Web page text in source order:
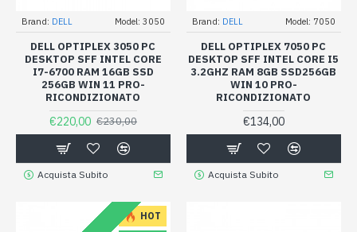
Brand: DELL Model: 3050
DELL OPTIPLEX 3050 PC
DESKTOP SFF INTEL CORE
I7-6700 RAM 16GB SSD
256GB WIN 11 PRO-
RICONDIZIONATO
€220,00 €230,00
Acquista Subito
Brand: DELL Model: 7050
DELL OPTIPLEX 7050 PC
DESKTOP SFF INTEL CORE I5
3.2GHZ RAM 8GB SSD256GB
WIN 10 PRO-
RICONDIZIONATO
€134,00
Acquista Subito
HOT